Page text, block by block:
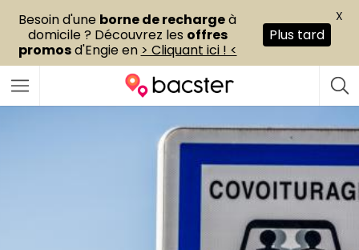
Besoin d'une borne de rechargeà
domicile ? Découvrez les offres
promosd'Engie en > Cliquant ici ! <
Plus tard
X